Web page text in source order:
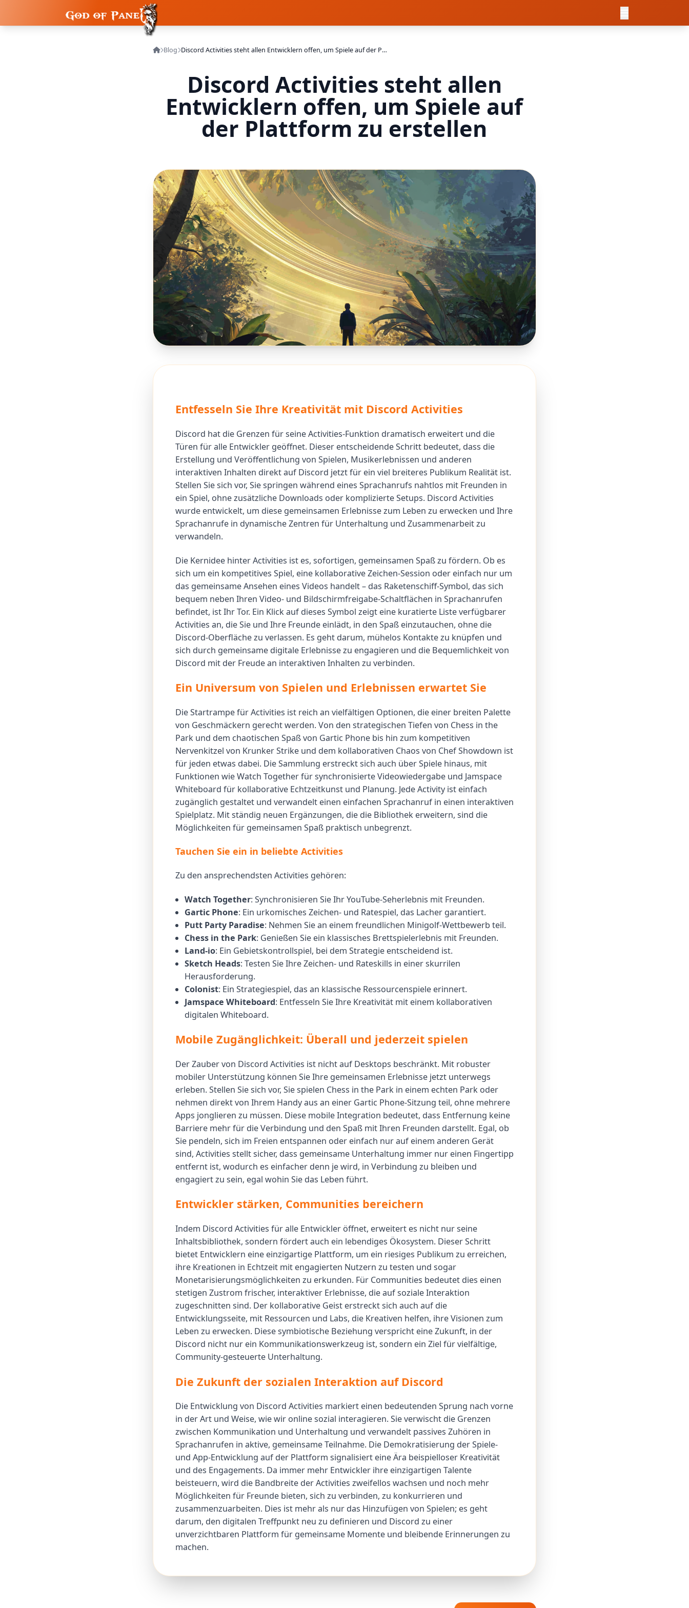
Blog Discord Activities steht allen Entwicklern offen, um Spiele auf der Plattform zu erstellen
Discord Activities steht allen
Entwicklern offen, um Spiele auf
der Plattform zu erstellen
Entfesseln Sie Ihre Kreativität mit Discord Activities
Discord hat die Grenzen für seine Activities-Funktion dramatisch erweitert und die
Türen für alle Entwickler geöffnet. Dieser entscheidende Schritt bedeutet, dass die
Erstellung und Veröffentlichung von Spielen, Musikerlebnissen und anderen
interaktiven Inhalten direkt auf Discord jetzt für ein viel breiteres Publikum Realität ist.
Stellen Sie sich vor, Sie springen während eines Sprachanrufs nahtlos mit Freunden in
ein Spiel, ohne zusätzliche Downloads oder komplizierte Setups. Discord Activities
wurde entwickelt, um diese gemeinsamen Erlebnisse zum Leben zu erwecken und Ihre
Sprachanrufe in dynamische Zentren für Unterhaltung und Zusammenarbeit zu
verwandeln.
Die Kernidee hinter Activities ist es, sofortigen, gemeinsamen Spaß zu fördern. Ob es
sich um ein kompetitives Spiel, eine kollaborative Zeichen-Session oder einfach nur um
das gemeinsame Ansehen eines Videos handelt – das Raketenschiff-Symbol, das sich
bequem neben Ihren Video- und Bildschirmfreigabe-Schaltflächen in Sprachanrufen
befindet, ist Ihr Tor. Ein Klick auf dieses Symbol zeigt eine kuratierte Liste verfügbarer
Activities an, die Sie und Ihre Freunde einlädt, in den Spaß einzutauchen, ohne die
Discord-Oberfläche zu verlassen. Es geht darum, mühelos Kontakte zu knüpfen und
sich durch gemeinsame digitale Erlebnisse zu engagieren und die Bequemlichkeit von
Discord mit der Freude an interaktiven Inhalten zu verbinden.
Ein Universum von Spielen und Erlebnissen erwartet Sie
Die Startrampe für Activities ist reich an vielfältigen Optionen, die einer breiten Palette
von Geschmäckern gerecht werden. Von den strategischen Tiefen von Chess in the
Park und dem chaotischen Spaß von Gartic Phone bis hin zum kompetitiven
Nervenkitzel von Krunker Strike und dem kollaborativen Chaos von Chef Showdown ist
für jeden etwas dabei. Die Sammlung erstreckt sich auch über Spiele hinaus, mit
Funktionen wie Watch Together für synchronisierte Videowiedergabe und Jamspace
Whiteboard für kollaborative Echtzeitkunst und Planung. Jede Activity ist einfach
zugänglich gestaltet und verwandelt einen einfachen Sprachanruf in einen interaktiven
Spielplatz. Mit ständig neuen Ergänzungen, die die Bibliothek erweitern, sind die
Möglichkeiten für gemeinsamen Spaß praktisch unbegrenzt.
Tauchen Sie ein in beliebte Activities
Zu den ansprechendsten Activities gehören:
Watch Together: Synchronisieren Sie Ihr YouTube-Seherlebnis mit Freunden.
Gartic Phone: Ein urkomisches Zeichen- und Ratespiel, das Lacher garantiert.
Putt Party Paradise: Nehmen Sie an einem freundlichen Minigolf-Wettbewerb teil.
Chess in the Park: Genießen Sie ein klassisches Brettspielerlebnis mit Freunden.
Land-io: Ein Gebietskontrollspiel, bei dem Strategie entscheidend ist.
Sketch Heads: Testen Sie Ihre Zeichen- und Rateskills in einer skurrilen
Herausforderung.
Colonist: Ein Strategiespiel, das an klassische Ressourcenspiele erinnert.
Jamspace Whiteboard: Entfesseln Sie Ihre Kreativität mit einem kollaborativen
digitalen Whiteboard.
Mobile Zugänglichkeit: Überall und jederzeit spielen
Der Zauber von Discord Activities ist nicht auf Desktops beschränkt. Mit robuster
mobiler Unterstützung können Sie Ihre gemeinsamen Erlebnisse jetzt unterwegs
erleben. Stellen Sie sich vor, Sie spielen Chess in the Park in einem echten Park oder
nehmen direkt von Ihrem Handy aus an einer Gartic Phone-Sitzung teil, ohne mehrere
Apps jonglieren zu müssen. Diese mobile Integration bedeutet, dass Entfernung keine
Barriere mehr für die Verbindung und den Spaß mit Ihren Freunden darstellt. Egal, ob
Sie pendeln, sich im Freien entspannen oder einfach nur auf einem anderen Gerät
sind, Activities stellt sicher, dass gemeinsame Unterhaltung immer nur einen Fingertipp
entfernt ist, wodurch es einfacher denn je wird, in Verbindung zu bleiben und
engagiert zu sein, egal wohin Sie das Leben führt.
Entwickler stärken, Communities bereichern
Indem Discord Activities für alle Entwickler öffnet, erweitert es nicht nur seine
Inhaltsbibliothek, sondern fördert auch ein lebendiges Ökosystem. Dieser Schritt
bietet Entwicklern eine einzigartige Plattform, um ein riesiges Publikum zu erreichen,
ihre Kreationen in Echtzeit mit engagierten Nutzern zu testen und sogar
Monetarisierungsmöglichkeiten zu erkunden. Für Communities bedeutet dies einen
stetigen Zustrom frischer, interaktiver Erlebnisse, die auf soziale Interaktion
zugeschnitten sind. Der kollaborative Geist erstreckt sich auch auf die
Entwicklungsseite, mit Ressourcen und Labs, die Kreativen helfen, ihre Visionen zum
Leben zu erwecken. Diese symbiotische Beziehung verspricht eine Zukunft, in der
Discord nicht nur ein Kommunikationswerkzeug ist, sondern ein Ziel für vielfältige,
Community-gesteuerte Unterhaltung.
Die Zukunft der sozialen Interaktion auf Discord
Die Entwicklung von Discord Activities markiert einen bedeutenden Sprung nach vorne
in der Art und Weise, wie wir online sozial interagieren. Sie verwischt die Grenzen
zwischen Kommunikation und Unterhaltung und verwandelt passives Zuhören in
Sprachanrufen in aktive, gemeinsame Teilnahme. Die Demokratisierung der Spiele-
und App-Entwicklung auf der Plattform signalisiert eine Ära beispielloser Kreativität
und des Engagements. Da immer mehr Entwickler ihre einzigartigen Talente
beisteuern, wird die Bandbreite der Activities zweifellos wachsen und noch mehr
Möglichkeiten für Freunde bieten, sich zu verbinden, zu konkurrieren und
zusammenzuarbeiten. Dies ist mehr als nur das Hinzufügen von Spielen; es geht
darum, den digitalen Treffpunkt neu zu definieren und Discord zu einer
unverzichtbaren Plattform für gemeinsame Momente und bleibende Erinnerungen zu
machen.